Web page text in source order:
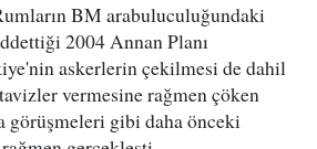
BM arabuluculuğundaki
2004 Annan Planı
askerlerin çekilmesi de dahil
vermesine rağmen çöken
görüşmeleri gibi daha önceki